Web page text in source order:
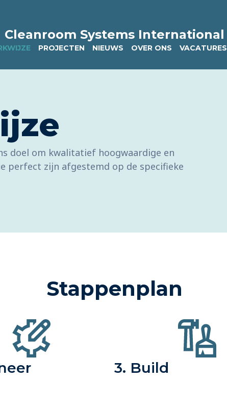
Cleanroom Systems International
PROJECTEN NIEUWS OVER ONS VACATURES
doel om kwalitatief hoogwaardige en
perfect zijn afgestemd op de specifieke
Stappenplan
3. Build